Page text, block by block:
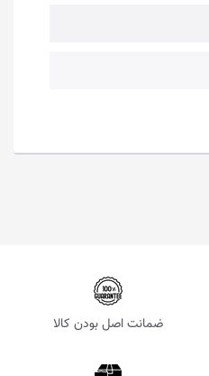
ضمانت اصل بودن کالا